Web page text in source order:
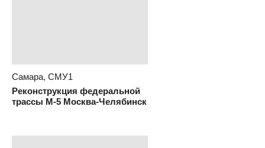
Самара, СМУ1
Реконструкция федеральной
трассы М-5 Москва-Челябинск